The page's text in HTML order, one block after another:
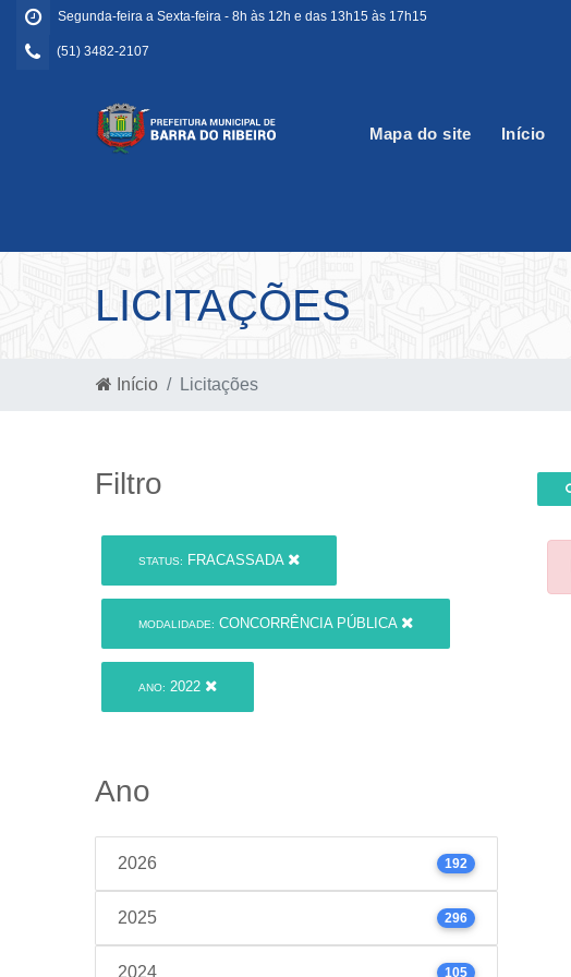
Segunda-feira a Sexta-feira - 8h às 12h e das 13h15 às 17h15
(51) 3482-2107
Mapa do site Início
LICITAÇÕES
Início Licitações
Filtro
STATUS: FRACASSADA
MODALIDADE: CONCORRÊNCIA PÚBLICA
ANO: 2022
Ano
2026 192
2025 296
2024 105